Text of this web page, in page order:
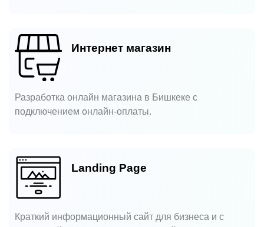
Интернет магазин
Разработка онлайн магазина в Бишкеке с
подключением онлайн-оплаты.
Landing Page
Краткий информационный сайт для бизнеса и с